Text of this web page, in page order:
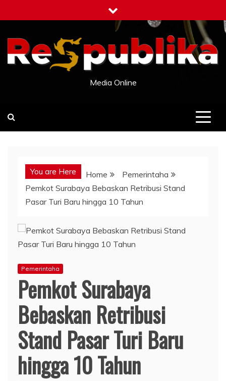
to
Media Online
You are Here Home
Pemerintaha
Pemkot Surabaya Bebaskan Retribusi Stand
Pasar Turi Baru hingga 10 Tahun
Pemerintaha
Pemkot Surabaya
Bebaskan Retribusi
Stand Pasar Turi Baru
hingga 10 Tahun